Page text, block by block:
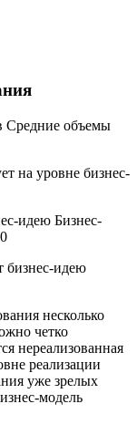
Средние объемы
на уровне бизнес-
идею Бизнес-
бизнес-идею
несколько
четко
нереализованная
реализации
уже зрелых
модель